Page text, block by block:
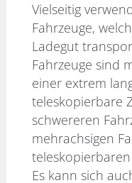
Vielseitig
Fahrzeuge,
Ladegut
Fahrzeuge sind
einer extrem
teleskopierbare
schwereren
mehrachsigen
Es kann sich